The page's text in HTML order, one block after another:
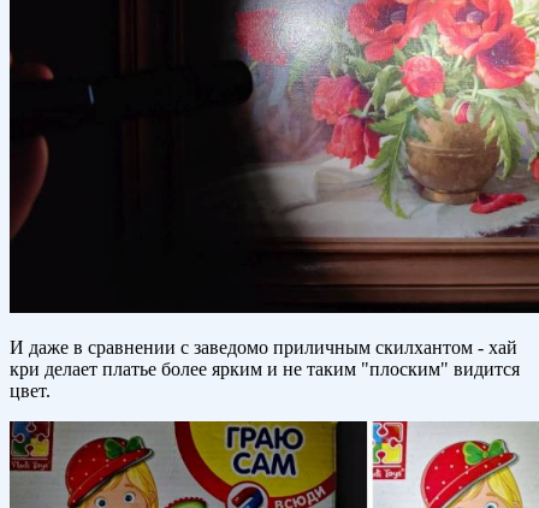
И даже в сравнении с заведомо приличным скилхантом - хай
кри делает платье более ярким и не таким "плоским" видится
цвет.